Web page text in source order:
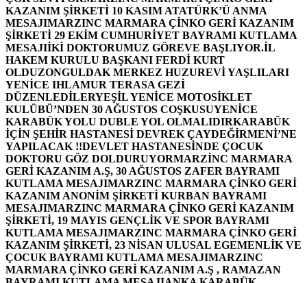
KAZANIM ŞİRKETİ 10 KASIM ATATÜRK’Ü ANMA
MESAJIMARZINC MARMARA ÇİNKO GERİ KAZANIM
ŞİRKETİ 29 EKİM CUMHURİYET BAYRAMI KUTLAMA
MESAJIİKİ DOKTORUMUZ GÖREVE BAŞLIYOR.İL
HAKEM KURULU BAŞKANI FERDİ KURT
OLDUZONGULDAK MERKEZ HUZUREVİ YAŞLILARI
YENİCE IHLAMUR TERASA GEZİ
DÜZENLEDİLERYEŞİL YENİCE MOTOSİKLET
KULÜBÜ’NDEN 30 AĞUSTOS COŞKUSUYENİCE
KARABÜK YOLU DUBLE YOL OLMALIDIRKARABÜK
İÇİN ŞEHİR HASTANESİ DEVREK ÇAYDEĞİRMENİ’NE
YAPILACAK !!DEVLET HASTANESİNDE ÇOCUK
DOKTORU GÖZ DOLDURUYORMARZİNC MARMARA
GERİ KAZANIM A.Ş, 30 AĞUSTOS ZAFER BAYRAMI
KUTLAMA MESAJIMARZINC MARMARA ÇİNKO GERİ
KAZANIM ANONİM ŞİRKETİ KURBAN BAYRAMI
MESAJIMARZINC MARMARA ÇİNKO GERİ KAZANIM
ŞİRKETİ, 19 MAYIS GENÇLİK VE SPOR BAYRAMI
KUTLAMA MESAJIMARZINC MARMARA ÇİNKO GERİ
KAZANIM ŞİRKETİ, 23 NİSAN ULUSAL EGEMENLİK VE
ÇOCUK BAYRAMI KUTLAMA MESAJIMARZINC
MARMARA ÇİNKO GERİ KAZANIM A.Ş , RAMAZAN